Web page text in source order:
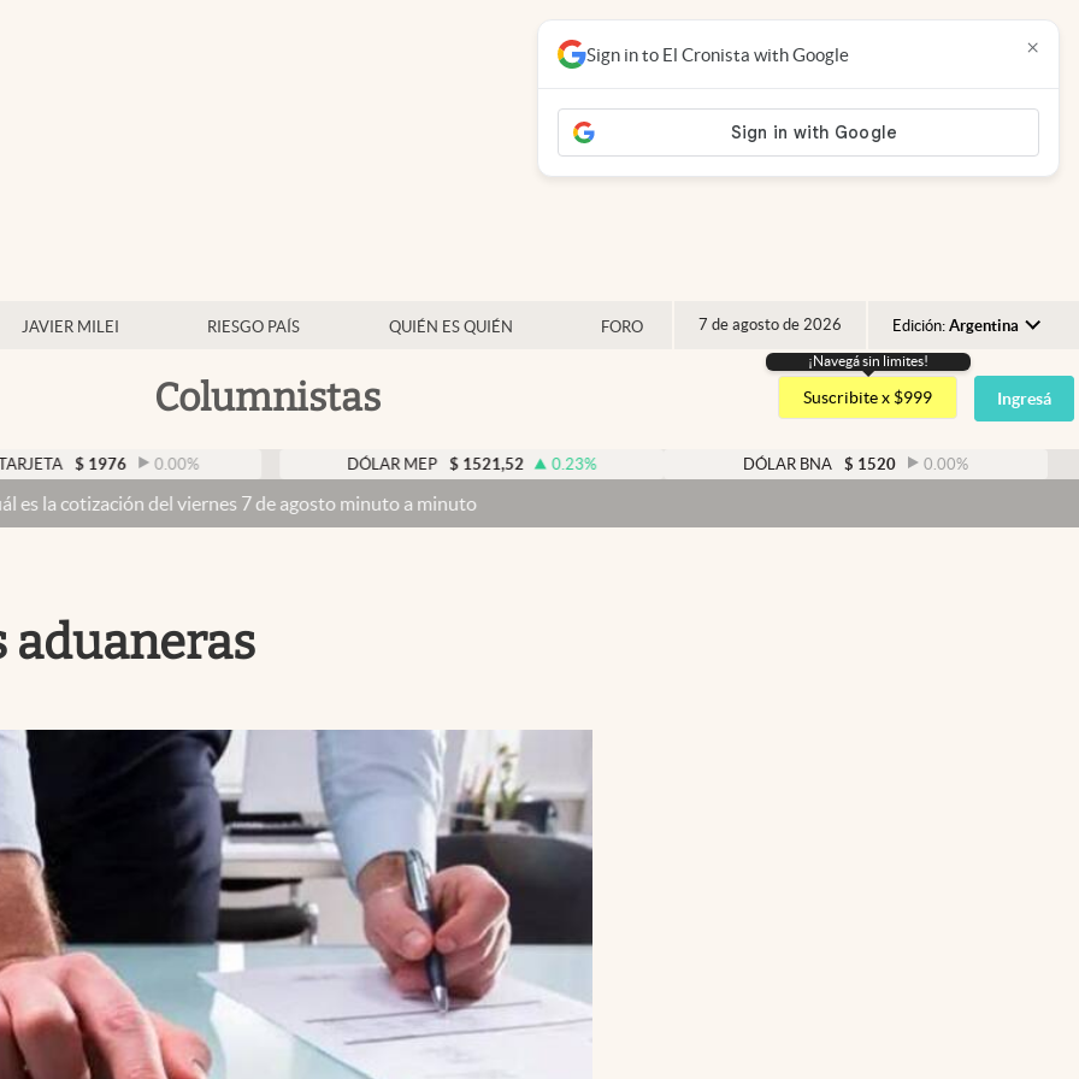
JAVIER MILEI RIESGO PAÍS QUIÉN ES QUIÉN FORO 7 de agosto de 2026 Edición: Argentina
Argentina
España
USA
Columnistas
¡Navegá sin limites!
Suscribite x $999 Ingresá
$ 1976 0.00% DÓLAR MEP $ 1521,52 0.23% DÓLAR BNA $ 1520 0.00%
del viernes 7 de agosto minuto a minuto
Sign in to El Cronista with Google ×
aduaneras